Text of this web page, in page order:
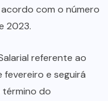
acordo com o número
2023.
referente ao
fevereiro e seguirá
do